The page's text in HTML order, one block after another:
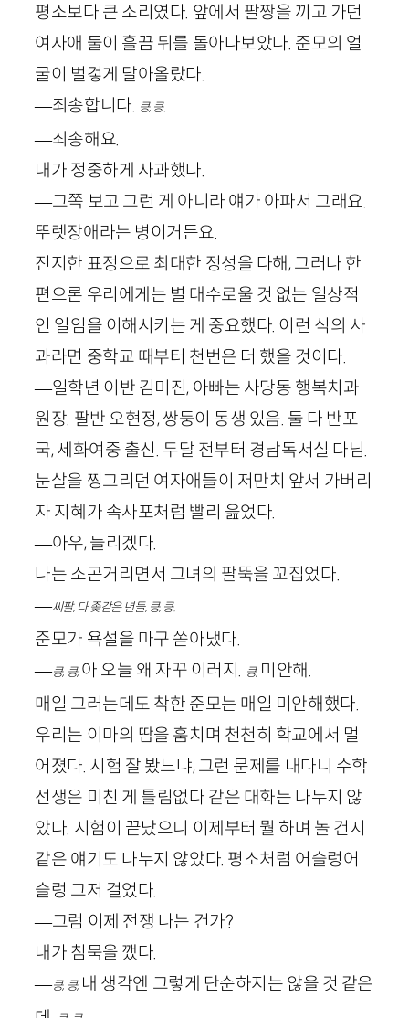
평소보다 큰 소리였다. 앞에서 팔짱을 끼고 가던
여자애 둘이 흘끔 뒤를 돌아다보았다. 준모의 얼
굴이 벌겋게 달아올랐다.
—죄송합니다. 킁, 킁.
—죄송해요.
내가 정중하게 사과했다.
—그쪽 보고 그런 게 아니라 얘가 아파서 그래요.
뚜렛장애라는 병이거든요.
진지한 표정으로 최대한 정성을 다해, 그러나 한
편으론 우리에게는 별 대수로울 것 없는 일상적
인 일임을 이해시키는 게 중요했다. 이런 식의 사
과라면 중학교 때부터 천번은 더 했을 것이다.
—일학년 이반 김미진, 아빠는 사당동 행복치과
원장. 팔반 오현정, 쌍둥이 동생 있음. 둘 다 반포
국, 세화여중 출신. 두달 전부터 경남독서실 다님.
눈살을 찡그리던 여자애들이 저만치 앞서 가버리
자 지혜가 속사포처럼 빨리 읊었다.
—아우, 들리겠다.
나는 소곤거리면서 그녀의 팔뚝을 꼬집었다.
—씨팔, 다 좆같은 년들, 킁, 킁.
준모가 욕설을 마구 쏟아냈다.
—킁, 킁,아 오늘 왜 자꾸 이러지. 킁,미안해.
매일 그러는데도 착한 준모는 매일 미안해했다.
우리는 이마의 땀을 훔치며 천천히 학교에서 멀
어졌다. 시험 잘 봤느냐, 그런 문제를 내다니 수학
선생은 미친 게 틀림없다 같은 대화는 나누지 않
았다. 시험이 끝났으니 이제부터 뭘 하며 놀 건지
같은 얘기도 나누지 않았다. 평소처럼 어슬렁어
슬렁 그저 걸었다.
—그럼 이제 전쟁 나는 건가?
내가 침묵을 깼다.
—킁, 킁,내 생각엔 그렇게 단순하지는 않을 것 같은